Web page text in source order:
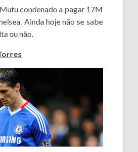
condenado a pagar 17M
Ainda hoje não se sabe
ou não.